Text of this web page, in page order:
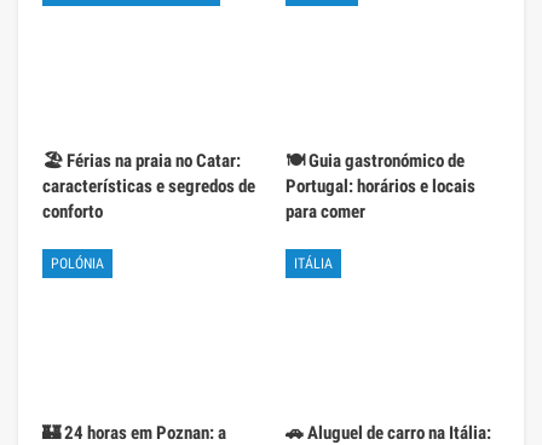
🏖️ Férias na praia no Catar:
características e segredos de
conforto
🍽️ Guia gastronómico de
Portugal: horários e locais
para comer
POLÓNIA
🏰 24 horas em Poznan: a
ITÁLIA
🚗 Aluguel de carro na Itália: